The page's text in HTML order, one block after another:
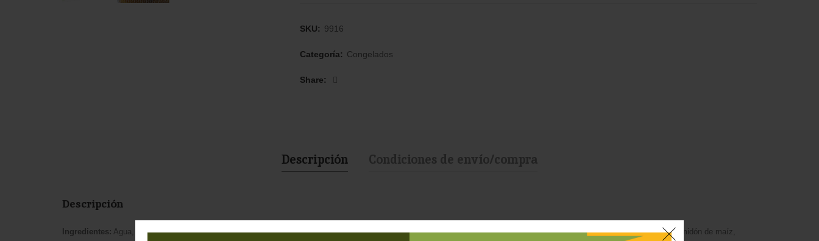
SKU: 9916
Categoría: Congelados
Share
Descripción Condiciones de envío/compra
Descripción
Ingredientes: Agua, aceite de coco, fibra vegetal (5,7%), proteína de SOJA, aromas, estabilizantes (metilcelulosa y alginato de sodio), sal, arroz, azúcar, lecitina de girasol, almidón de maíz,